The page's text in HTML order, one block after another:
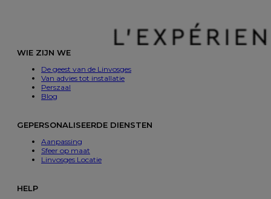
WIE ZIJN WE
De geest van de Linvosges
Van advies tot installatie
Perszaal
Blog
GEPERSONALISEERDE DIENSTEN
Aanpassing
Sfeer op maat
Linvosges Locatie
HELP